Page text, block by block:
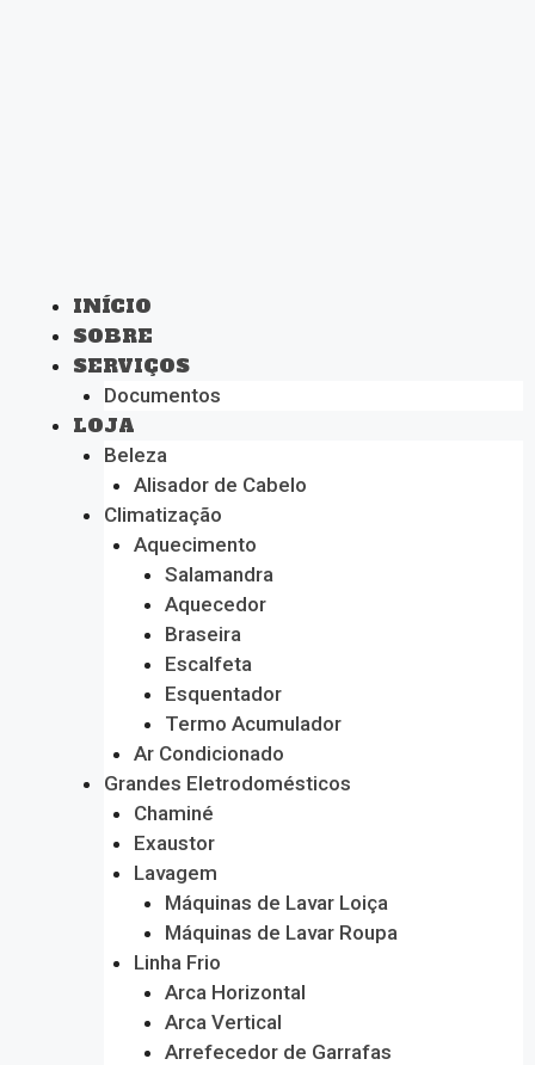
INÍCIO
SOBRE
SERVIÇOS
Documentos
LOJA
Beleza
Alisador de Cabelo
Climatização
Aquecimento
Salamandra
Aquecedor
Braseira
Escalfeta
Esquentador
Termo Acumulador
Ar Condicionado
Grandes Eletrodomésticos
Chaminé
Exaustor
Lavagem
Máquinas de Lavar Loiça
Máquinas de Lavar Roupa
Linha Frio
Arca Horizontal
Arca Vertical
Arrefecedor de Garrafas